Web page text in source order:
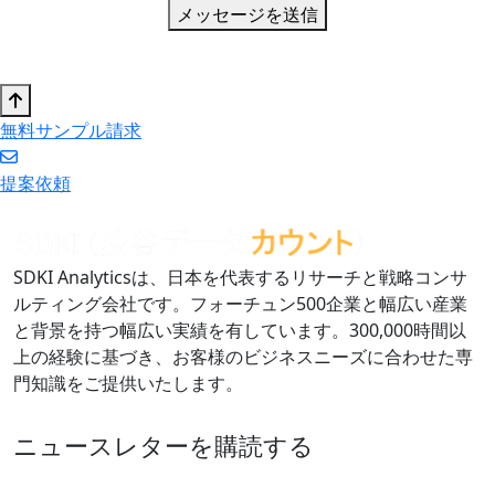
メッセージを送信
無料サンプル請求
提案依頼
SDKI Analyticsは、日本を代表するリサーチと戦略コンサ
ルティング会社です。フォーチュン500企業と幅広い産業
と背景を持つ幅広い実績を有しています。300,000時間以
上の経験に基づき、お客様のビジネスニーズに合わせた専
門知識をご提供いたします。
ニュースレターを購読する